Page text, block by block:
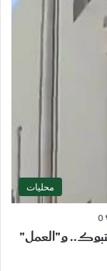
محليات
0
و”العمل”